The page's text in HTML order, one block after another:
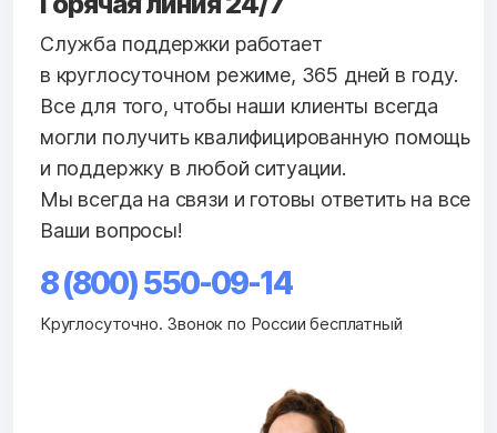
Служба поддержки работает
в круглосуточном режиме, 365 дней в году.
Все для того, чтобы наши клиенты всегда
могли получить квалифицированную помощь
и поддержку в любой ситуации.
Мы всегда на связи и готовы ответить на все
Ваши вопросы!
8 (800) 550-09-14
Круглосуточно. Звонок по России бесплатный